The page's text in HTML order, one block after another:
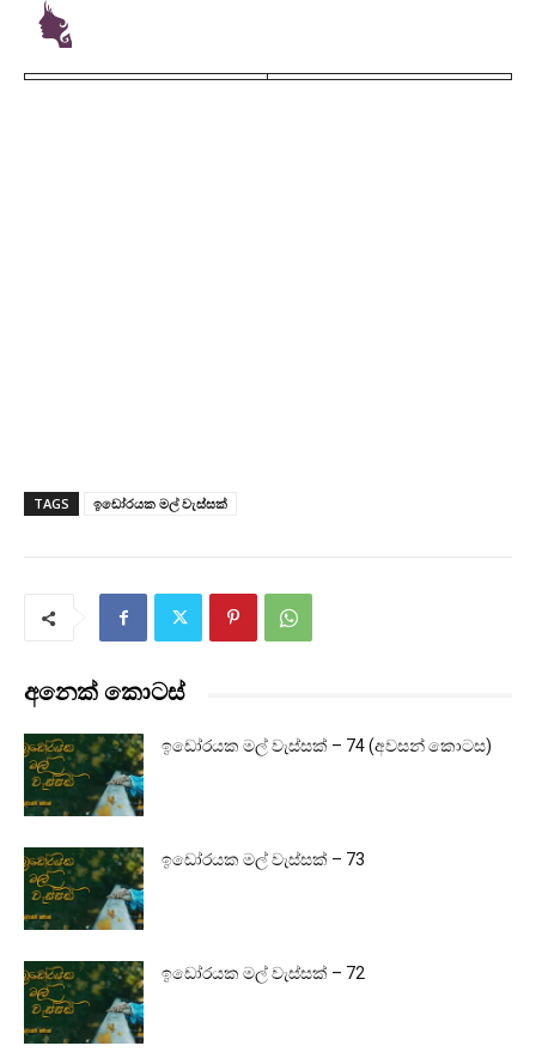
TAGS ඉඩෝරයක මල් වැස්සක්
අනෙක් කොටස්
ඉඩෝරයක මල් වැස්සක් – 74 (අවසන් කොටස)
ඉඩෝරයක මල් වැස්සක් – 73
ඉඩෝරයක මල් වැස්සක් – 72